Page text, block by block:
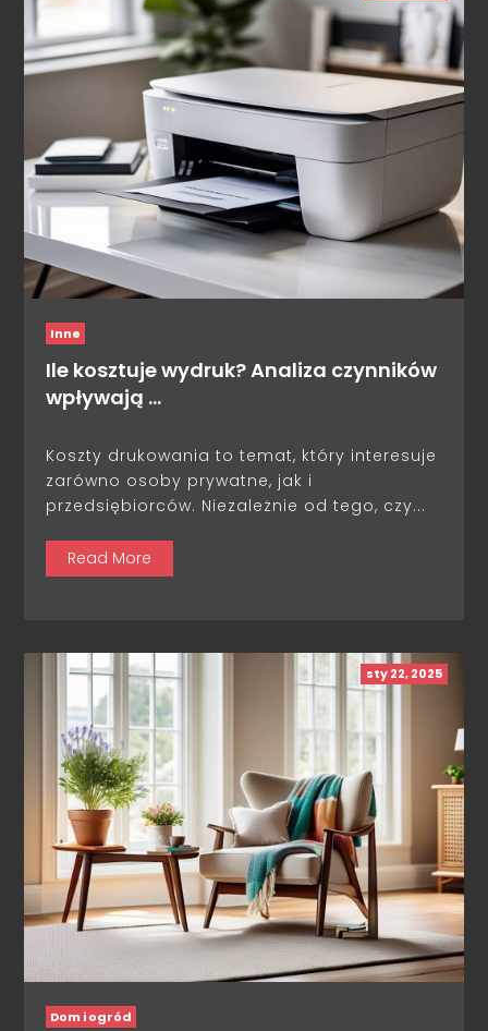
Inne
Ile kosztuje wydruk? Analiza czynników
wpływają …
Koszty drukowania to temat, który interesuje
zarówno osoby prywatne, jak i
przedsiębiorców. Niezależnie od tego, czy...
Read More
sty 22, 2025
Dom i ogród